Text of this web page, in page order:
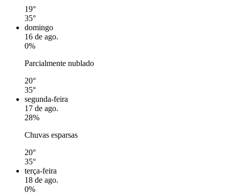
19°
35°
domingo
16 de ago.
0%
Parcialmente nublado
20°
35°
segunda-feira
17 de ago.
28%
Chuvas esparsas
20°
35°
terça-feira
18 de ago.
0%